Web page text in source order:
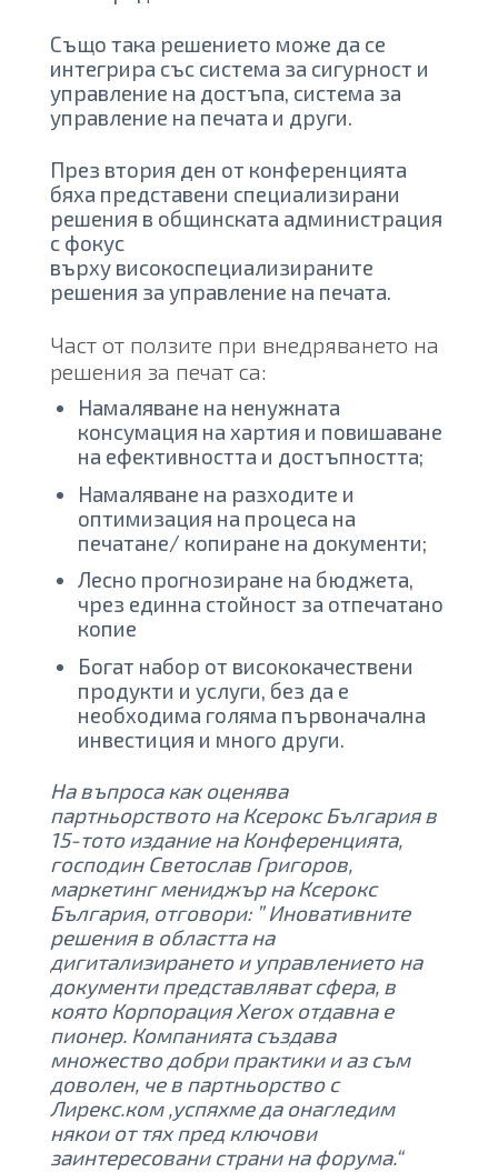
Също така решението може да се
интегрира със система за сигурност и
управление на достъпа, система за
управление на печата и други.
През втория ден от конференцията
бяха представени специализирани
решения в общинската администрация
с фокус
върху високоспециализираните
решения за управление на печата.
Част от ползите при внедряването на
решения за печат са:
Намаляване на ненужната
консумация на хартия и повишаване
на ефективността и достъпността;
Намаляване на разходите и
оптимизация на процеса на
печатане/ копиране на документи;
Лесно прогнозиране на бюджета,
чрез единна стойност за отпечатано
копие
Богат набор от висококачествени
продукти и услуги, без да е
необходима голяма първоначална
инвестиция и много други.
На въпроса как оценява
партньорството на Ксерокс България в
15-тото издание на Конференцията,
господин Светослав Григоров,
маркетинг мениджър на Ксерокс
България, отговори: ” Иновативните
решения в областта на
дигитализирането и управлението на
документи представляват сфера, в
която Корпорация Xerox отдавна е
пионер. Компанията създава
множество добри практики и аз съм
доволен, че в партньорство с
Лирекс.ком ,успяхме да онагледим
някои от тях пред ключови
заинтересовани страни на форума.“